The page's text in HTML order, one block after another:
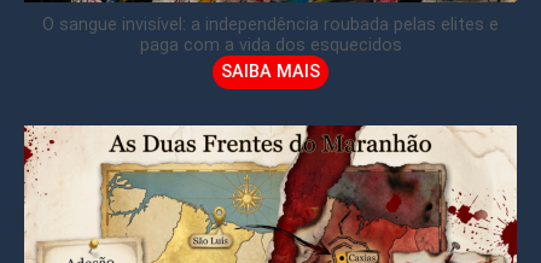
O sangue invisível: a independência roubada pelas elites e
paga com a vida dos esquecidos
SAIBA MAIS